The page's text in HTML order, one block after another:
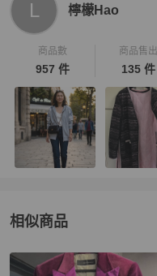
L 檸檬Hao
商品數
957 件
商品售出
135 件
相似商品
更多相似女裝推薦精品